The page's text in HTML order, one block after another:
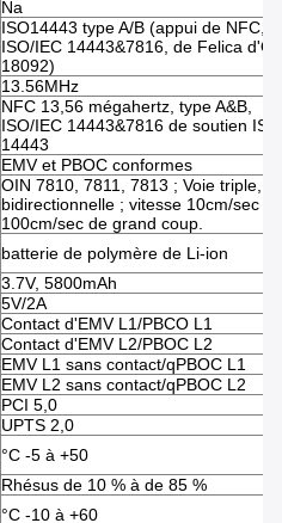
Na
ISO14443 type A/B (appui de NFC,
ISO/IEC 14443&7816, de Felica
18092)
13.56MHz
NFC 13,56 mégahertz, type A&B,
ISO/IEC 14443&7816 de soutien
14443
EMV et PBOC conformes
OIN 7810, 7811, 7813 ; Voie triple,
bidirectionnelle ; vitesse 10cm/sec -
100cm/sec de grand coup.
batterie de polymère de Li-ion
3.7V, 5800mAh
5V/2A
Contact d'EMV L1/PBCO L1
Contact d'EMV L2/PBOC L2
EMV L1 sans contact/qPBOC L1
EMV L2 sans contact/qPBOC L2
PCI 5,0
UPTS 2,0
°C -5 à +50
Rhésus de 10 % à de 85 %
°C -10 à +60